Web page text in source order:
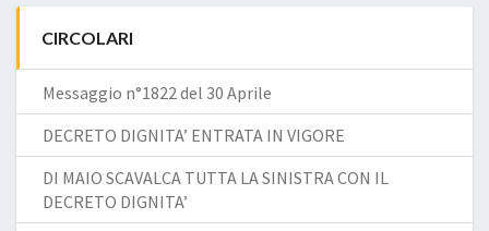
CIRCOLARI
Messaggio n°1822 del 30 Aprile
DECRETO DIGNITA’ ENTRATA IN VIGORE
DI MAIO SCAVALCA TUTTA LA SINISTRA CON IL
DECRETO DIGNITA’